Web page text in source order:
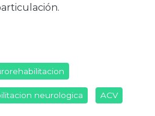
neurologica ACV